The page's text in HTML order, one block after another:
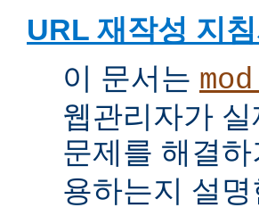
URL 재작성 지
이 문서는
웹관리자가
문제를 해결
용하는지 설명